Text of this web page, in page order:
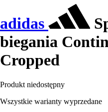
adidas
biegania
Cropped
Produkt niedostępny
Wszystkie warianty wyprzedane